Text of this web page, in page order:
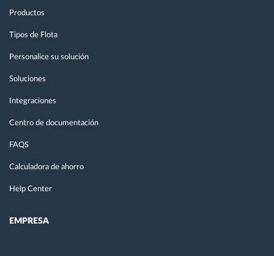
Productos
Tipos de Flota
Personalice su solución
Soluciones
Integraciones
Centro de documentación
FAQS
Calculadora de ahorro
Help Center
EMPRESA